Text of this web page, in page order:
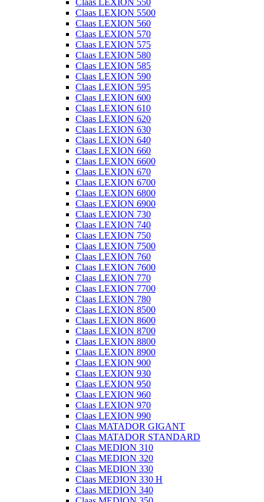
Claas LEXION 550
Claas LEXION 5500
Claas LEXION 560
Claas LEXION 570
Claas LEXION 575
Claas LEXION 580
Claas LEXION 585
Claas LEXION 590
Claas LEXION 595
Claas LEXION 600
Claas LEXION 610
Claas LEXION 620
Claas LEXION 630
Claas LEXION 640
Claas LEXION 660
Claas LEXION 6600
Claas LEXION 670
Claas LEXION 6700
Claas LEXION 6800
Claas LEXION 6900
Claas LEXION 730
Claas LEXION 740
Claas LEXION 750
Claas LEXION 7500
Claas LEXION 760
Claas LEXION 7600
Claas LEXION 770
Claas LEXION 7700
Claas LEXION 780
Claas LEXION 8500
Claas LEXION 8600
Claas LEXION 8700
Claas LEXION 8800
Claas LEXION 8900
Claas LEXION 900
Claas LEXION 930
Claas LEXION 950
Claas LEXION 960
Claas LEXION 970
Claas LEXION 990
Claas MATADOR GIGANT
Claas MATADOR STANDARD
Claas MEDION 310
Claas MEDION 320
Claas MEDION 330
Claas MEDION 330 H
Claas MEDION 340